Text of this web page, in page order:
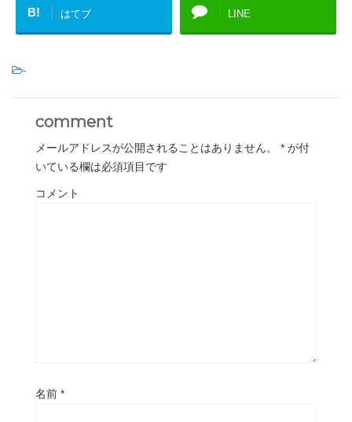
B! はてブ LINE
-
comment
メールアドレスが公開されることはありません。 * が付
いている欄は必須項目です
コメント
名前 *